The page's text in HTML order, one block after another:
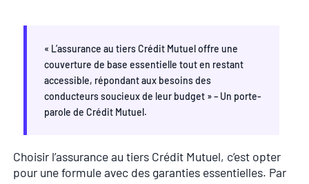
« L’assurance au tiers Crédit Mutuel offre une
couverture de base essentielle tout en restant
accessible, répondant aux besoins des
conducteurs soucieux de leur budget » – Un porte-
parole de Crédit Mutuel.
Choisir l’assurance au tiers Crédit Mutuel, c’est opter
pour une formule avec des garanties essentielles. Par